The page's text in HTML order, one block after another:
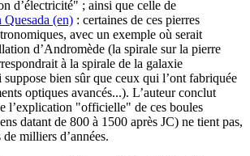
d’électricité" ; ainsi que celle de
(en) : certaines de ces pierres
avec un exemple où serait
d’Andromède (la spirale sur la pierre
à la spirale de la galaxie
bien sûr que ceux qui l’ont fabriquée
optiques avancés...). L’auteur conclut
l’explication "officielle" de ces boules
datant de 800 à 1500 après JC) ne tient pas,
de milliers d’années.